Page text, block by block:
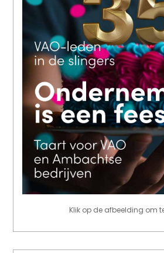
Klik op de afbeelding om